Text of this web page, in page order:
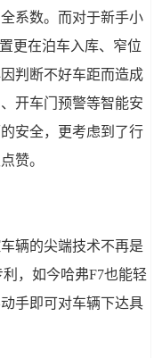
系数。而对于新手小
更在泊车入库、窄位
判断不好车距而造成
开车门预警等智能安
安全，更考虑到了行
赞。
辆的尖端技术不再是
，如今哈弗F7也能轻
手即可对车辆下达具